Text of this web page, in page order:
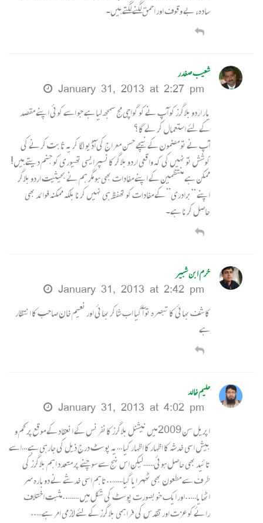
سادہ، بے وقوف اور احمق لگنے لگتے ہیں۔
شعیب صفدر
January 31, 2013 at 2:27 pm
یار اردو بلاگرز کو آپ نے کو گواچی مج سمجھ لیا ہے جو اسے کوئی اپنے مقصد
کے لئے استعمال کر لے گا؟
آپ نے تو مضمون کے نیچے حسن معراج کی آڈیو لگا کر یہ ثابت کرنے کی
کوشش تو نہیں کی کہ واقعی اردو بلاگر کانسپرایسی تھیوری کو جنم دیتے ہیں!
ممکن ہے منتظمین کے اپنے مفادات بھی ہو مگر ہم نے بحیثیت اردو بلاگر
اپنے “برادری” کے مفادات کو تھفظ ہی نہیں کرنا بلکہ ممکنہ فوائد بھی
حاصل کرنا ہے۔
خرم ابن شبیر
January 31, 2013 at 2:42 pm
کاشف بھائی کا تبصرہ تو آ گیا اب شاکر بھائی اور نعیم خان صاحب کا انتظار
ہے
حکیم خالد
January 31, 2013 at 4:02 pm
اپریل سن 2009 میں نیشنل بلاگرز کانفرنس کے انعقاد کے موقع پر کم و
بیش اسی خدشہ کا اظہار کا اظہار کیا …یہ پوسٹ درج ذیل کی جارہی ہے …اسے
تائید بھی حاصل ہوئی……لیکن اس نہج سے سوچنے پر متعدد اہم بلاگرز کی
طرف سے مطعون بھی ٹھہرایا گیا……..تاہم اسی خدشے نے دوبارہ سر
اٹھایا…..اور ایک خوبصورت پوسٹ کی شکل میں ……..مثبت اختلاف
رائے کو عزت اور تقدس کی فراہمی بلاگرز کے لئے لازمی امر ہے…..